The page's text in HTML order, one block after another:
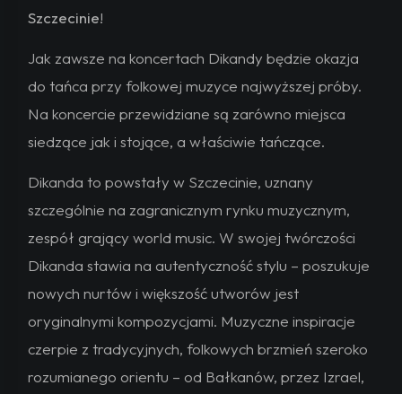
Szczecinie!
Jak zawsze na koncertach Dikandy będzie okazja
do tańca przy folkowej muzyce najwyższej próby.
Na koncercie przewidziane są zarówno miejsca
siedzące jak i stojące, a właściwie tańczące.
Dikanda to powstały w Szczecinie, uznany
szczególnie na zagranicznym rynku muzycznym,
zespół grający world music. W swojej twórczości
Dikanda stawia na autentyczność stylu – poszukuje
nowych nurtów i większość utworów jest
oryginalnymi kompozycjami. Muzyczne inspiracje
czerpie z tradycyjnych, folkowych brzmień szeroko
rozumianego orientu – od Bałkanów, przez Izrael,